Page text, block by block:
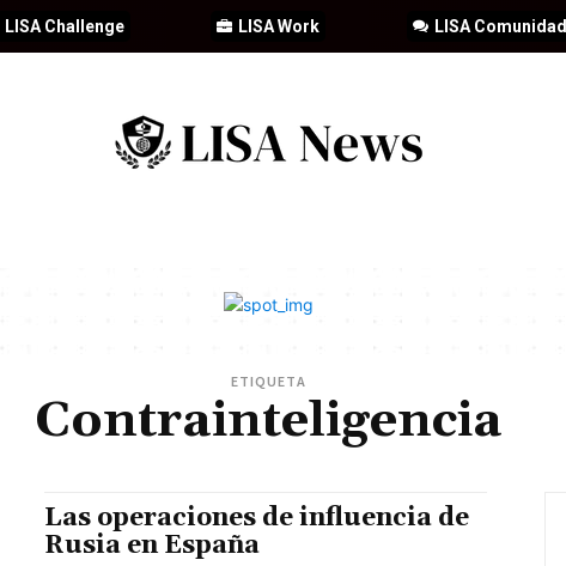
LISA Comunidad
LISA Work
LISA Challenge
ETIQUETA
Contrainteligencia
Las operaciones de influencia de
Rusia en España